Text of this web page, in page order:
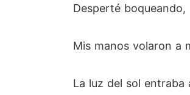
Desperté
Mis manos volaron a
La luz del sol entraba